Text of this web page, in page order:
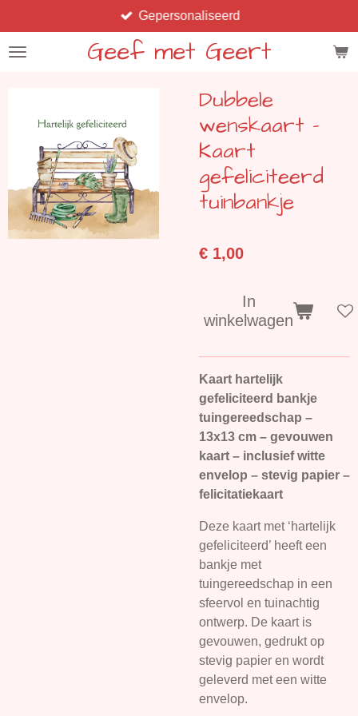
direct
naar
Geef met Geert
Gepersonaliseerd
Dubbele
wenskaart -
Kaart
gefeliciteerd
tuinbankje
€ 1,00
In
winkelwagen
Kaart hartelijk
gefeliciteerd bankje
tuingereedschap –
13x13 cm – gevouwen
kaart – inclusief witte
envelop – stevig papier –
felicitatiekaart
Deze kaart met ‘hartelijk
gefeliciteerd’ heeft een
bankje met
tuingereedschap in een
sfeervol en tuinachtig
ontwerp. De kaart is
gevouwen, gedrukt op
stevig papier en wordt
geleverd met een witte
envelop.